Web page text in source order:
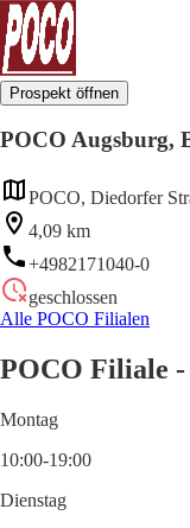
Prospekt öffnen
POCO Augsburg,
POCO, Diedorfer
4,09 km
+4982171040-0
geschlossen
Alle POCO Filialen
POCO Filiale -
Montag
10:00-19:00
Dienstag